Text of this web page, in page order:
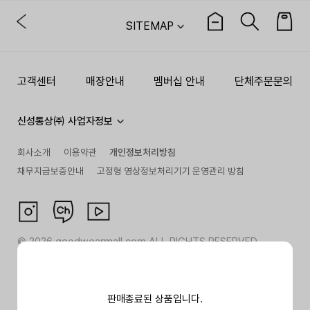
판매종료된 상품입니다.
SITEMAP
고객센터 매장안내 멤버십 안내 단체주문문의
신성통상㈜ 사업자정보
회사소개 이용약관
개인정보처리방침
채무지급보증안내
고정형 영상정보처리기기 운영관리 방침
©2026goodwearmall.com ALL RIGHTS RESERVED